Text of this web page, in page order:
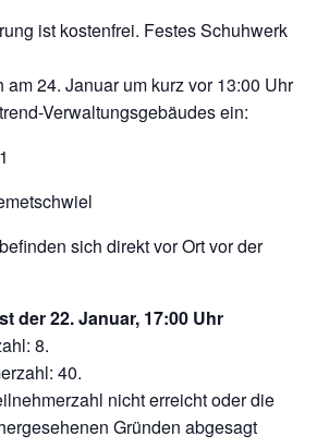
KONTRASTE
ist kostenfrei. Festes Schuhwerk
24. Januar um kurz vor 13:00 Uhr
Verwaltungsgebäudes ein:
sich direkt vor Ort vor der
der 22. Januar, 17:00 Uhr
8.
40.
nicht erreicht oder die
Gründen abgesagt